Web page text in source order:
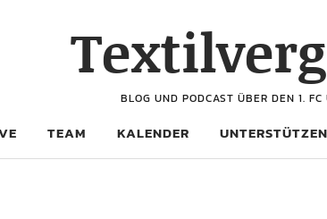
BLOG UND PODCAST ÜBER DEN 1.
TEAM KALENDER UNTERSTÜTZEN